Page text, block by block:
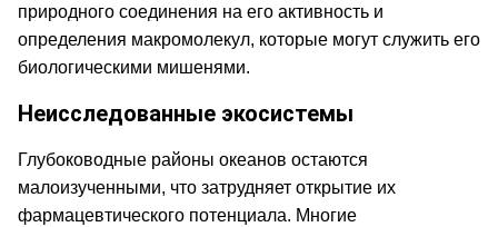
природного соединения на его активность и
определения макромолекул, которые могут служить его
биологическими мишенями.
Неисследованные экосистемы
Глубоководные районы океанов остаются
малоизученными, что затрудняет открытие их
фармацевтического потенциала. Многие